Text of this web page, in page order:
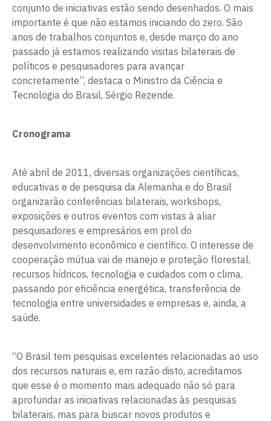
conjunto de iniciativas estão sendo desenhados. O mais
importante é que não estamos iniciando do zero. São
anos de trabalhos conjuntos e, desde março do ano
passado já estamos realizando visitas bilaterais de
políticos e pesquisadores para avançar
concretamente”, destaca o Ministro da Ciência e
Tecnologia do Brasil, Sérgio Rezende.
Cronograma
Até abril de 2011, diversas organizações científicas,
educativas e de pesquisa da Alemanha e do Brasil
organizarão conferências bilaterais, workshops,
exposições e outros eventos com vistas à aliar
pesquisadores e empresários em prol do
desenvolvimento econômico e científico. O interesse de
cooperação mútua vai de manejo e proteção florestal,
recursos hídricos, tecnologia e cuidados com o clima,
passando por eficiência energética, transferência de
tecnologia entre universidades e empresas e, ainda, a
saúde.
“O Brasil tem pesquisas excelentes relacionadas ao uso
dos recursos naturais e, em razão disto, acreditamos
que esse é o momento mais adequado não só para
aprofundar as iniciativas relacionadas às pesquisas
bilaterais, mas para buscar novos produtos e